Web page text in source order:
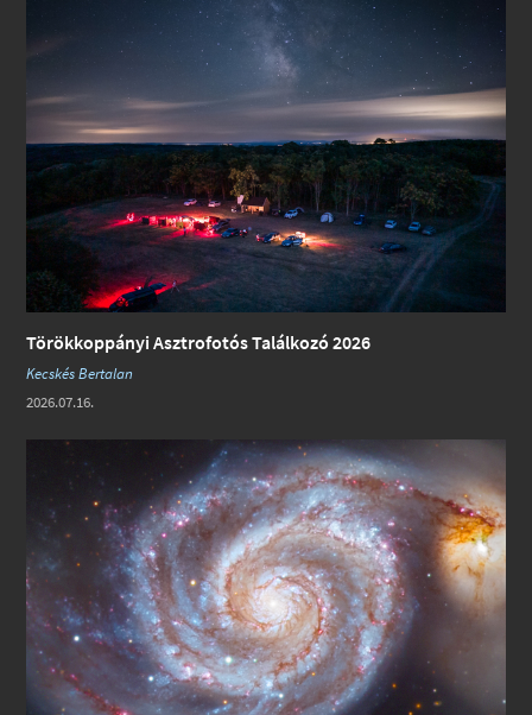
Törökkoppányi Asztrofotós Találkozó 2026
Kecskés Bertalan
2026.07.16.